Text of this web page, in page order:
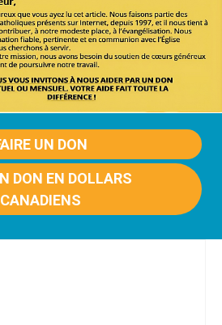
UN DON
DON EN DOLLARS
CANADIENS